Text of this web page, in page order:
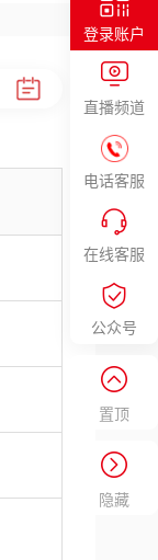
登录账户
直播频道
电话客服
在线客服
公众号
置顶
隐藏